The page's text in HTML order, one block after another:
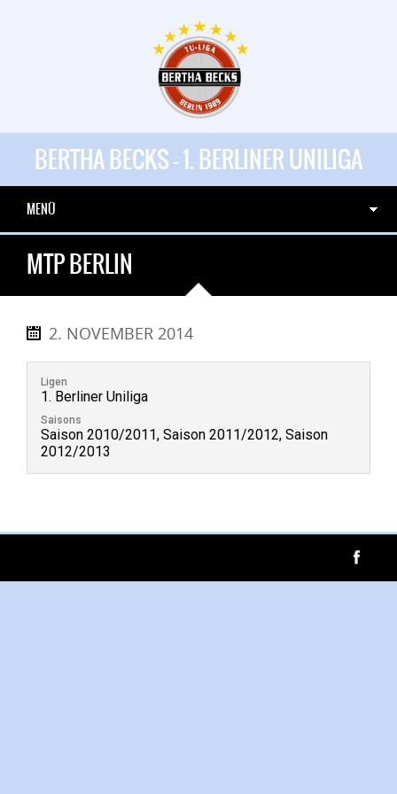
BERTHA BECKS - 1. BERLINER UNILIGA
MENÜ
MTP BERLIN
2. NOVEMBER 2014
Ligen
1. Berliner Uniliga
Saisons
Saison 2010/2011, Saison 2011/2012, Saison
2012/2013